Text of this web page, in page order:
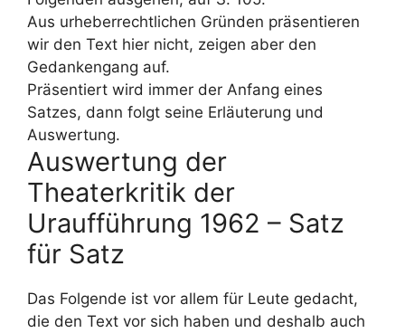
Aus urheberrechtlichen Gründen präsentieren
wir den Text hier nicht, zeigen aber den
Gedankengang auf.
Präsentiert wird immer der Anfang eines
Satzes, dann folgt seine Erläuterung und
Auswertung.
Auswertung der
Theaterkritik der
Uraufführung 1962 – Satz
für Satz
Das Folgende ist vor allem für Leute gedacht,
die den Text vor sich haben und deshalb auch